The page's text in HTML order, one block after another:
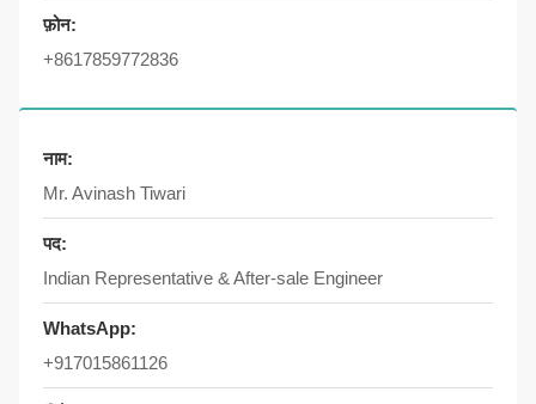
फ़ोन:
+8617859772836
नाम:
Mr. Avinash Tiwari
पद:
Indian Representative & After-sale Engineer
WhatsApp:
+917015861126